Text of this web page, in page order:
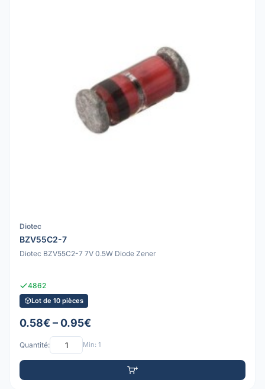
Diotec
BZV55C2-7
Diotec BZV55C2-7 7V 0.5W Diode Zener
4862
Lot de 10 pièces
0.58€ – 0.95€
Quantité: Min: 1